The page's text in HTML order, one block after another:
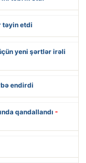
təyin etdi
yeni şərtlər irəli
endirdi
qandallandı -